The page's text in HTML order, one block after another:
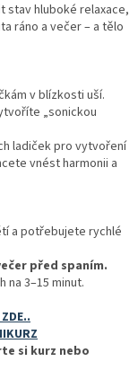
stav hluboké relaxace,
ráno a večer – a tělo
v blízkosti uší.
„sonickou
ladiček pro vytvoření
vnést harmonii a
a potřebujete rychlé
před spaním.
3–15 minut.
si kurz nebo